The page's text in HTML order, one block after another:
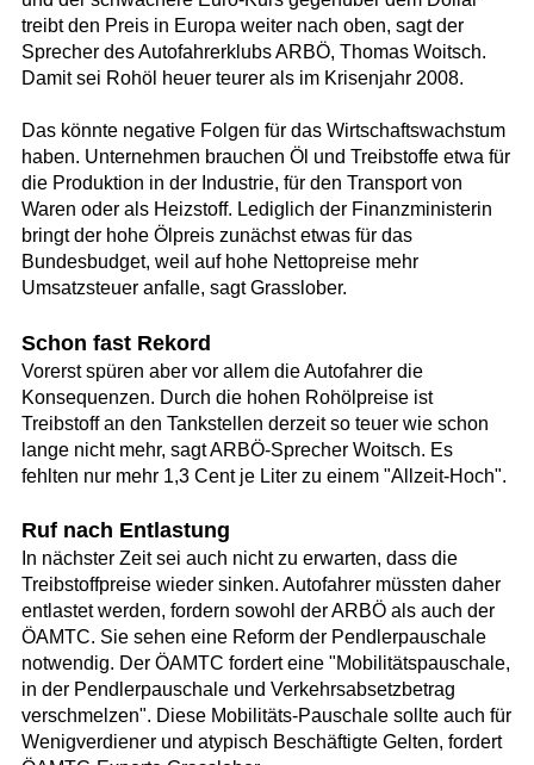
treibt den Preis in Europa weiter nach oben, sagt der
Sprecher des Autofahrerklubs ARBÖ, Thomas Woitsch.
Damit sei Rohöl heuer teurer als im Krisenjahr 2008.
Das könnte negative Folgen für das Wirtschaftswachstum
haben. Unternehmen brauchen Öl und Treibstoffe etwa für
die Produktion in der Industrie, für den Transport von
Waren oder als Heizstoff. Lediglich der Finanzministerin
bringt der hohe Ölpreis zunächst etwas für das
Bundesbudget, weil auf hohe Nettopreise mehr
Umsatzsteuer anfalle, sagt Grasslober.
Schon fast Rekord
Vorerst spüren aber vor allem die Autofahrer die
Konsequenzen. Durch die hohen Rohölpreise ist
Treibstoff an den Tankstellen derzeit so teuer wie schon
lange nicht mehr, sagt ARBÖ-Sprecher Woitsch. Es
fehlten nur mehr 1,3 Cent je Liter zu einem "Allzeit-Hoch".
Ruf nach Entlastung
In nächster Zeit sei auch nicht zu erwarten, dass die
Treibstoffpreise wieder sinken. Autofahrer müssten daher
entlastet werden, fordern sowohl der ARBÖ als auch der
ÖAMTC. Sie sehen eine Reform der Pendlerpauschale
notwendig. Der ÖAMTC fordert eine "Mobilitätspauschale,
in der Pendlerpauschale und Verkehrsabsetzbetrag
verschmelzen". Diese Mobilitäts-Pauschale sollte auch für
Wenigverdiener und atypisch Beschäftigte Gelten, fordert